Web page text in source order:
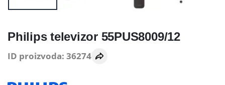
Philips televizor 55PUS8009/12
ID proizvoda: 36274